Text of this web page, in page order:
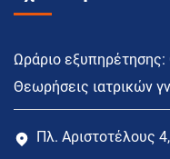
Ωράριο εξυπηρέτησης:
Θεωρήσεις ιατρικών
Πλ. Αριστοτέλους